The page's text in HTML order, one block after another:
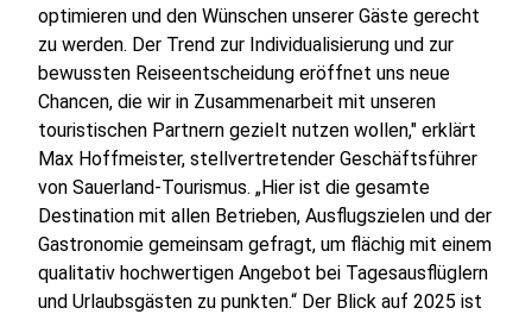
optimieren und den Wünschen unserer Gäste gerecht
zu werden. Der Trend zur Individualisierung und zur
bewussten Reiseentscheidung eröffnet uns neue
Chancen, die wir in Zusammenarbeit mit unseren
touristischen Partnern gezielt nutzen wollen," erklärt
Max Hoffmeister, stellvertretender Geschäftsführer
von Sauerland-Tourismus. „Hier ist die gesamte
Destination mit allen Betrieben, Ausflugszielen und der
Gastronomie gemeinsam gefragt, um flächig mit einem
qualitativ hochwertigen Angebot bei Tagesausflüglern
und Urlaubsgästen zu punkten.“ Der Blick auf 2025 ist